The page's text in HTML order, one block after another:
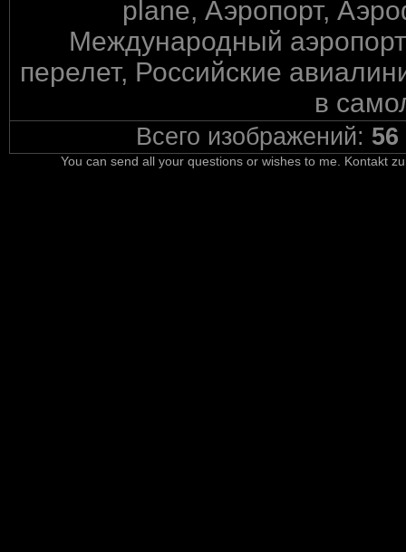
plane, Аэропорт,
Международный
перелет, Российские
в
Всего изображений: 56
You can send all your questions or wishes to me. Kontakt